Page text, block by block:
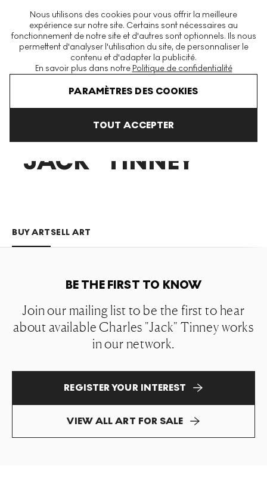
Nous utilisons des cookies pour vous offrir la meilleure
expérience sur notre site. Certains sont nécessaires au
fonctionnement de notre site et d'autres sont optionnels. Ils nous
permettent d'analyser l'utilisation du site, de personnaliser le
contenu et d'adapter la publicité.
En savoir plus dans notre Politique de confidentialité
PARAMÈTRES DES COOKIES
TOUT ACCEPTER
La plus grande plateforme mondiale d'estampes et éditions
modernes et contemporaines
Charles Jack Tinney
CHARLES
"JACK" TINNEY
BUY ARTSELL ART
BE THE FIRST TO KNOW
Join our mailing list to be the first to hear
about available Charles "Jack" Tinney works
in our network.
REGISTER YOUR INTEREST
VIEW ALL ART FOR SALE